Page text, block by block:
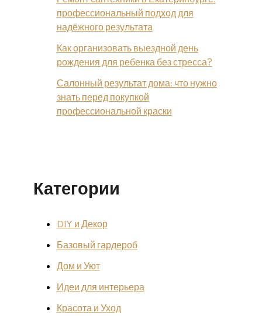
профессиональный подход для
надёжного результата
Как организовать выездной день
рождения для ребенка без стресса?
Салонный результат дома: что нужно
знать перед покупкой
профессиональной краски
Категории
DIY и Декор
Базовый гардероб
Дом и Уют
Идеи для интерьера
Красота и Уход